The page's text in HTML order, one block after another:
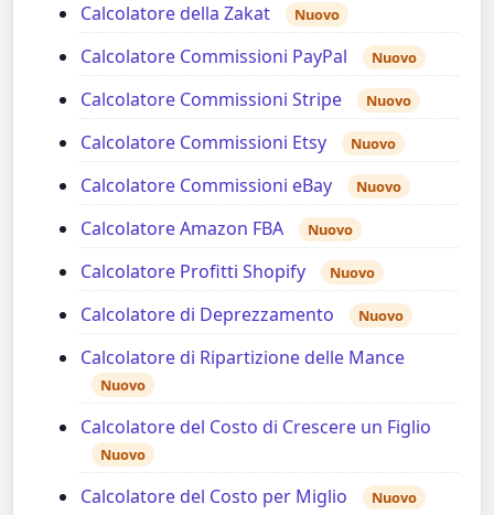
Calcolatore della Zakat Nuovo
Calcolatore Commissioni PayPal Nuovo
Calcolatore Commissioni Stripe Nuovo
Calcolatore Commissioni Etsy Nuovo
Calcolatore Commissioni eBay Nuovo
Calcolatore Amazon FBA Nuovo
Calcolatore Profitti Shopify Nuovo
Calcolatore di Deprezzamento Nuovo
Calcolatore di Ripartizione delle Mance
Nuovo
Calcolatore del Costo di Crescere un Figlio
Nuovo
Calcolatore del Costo per Miglio Nuovo